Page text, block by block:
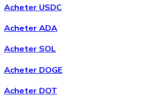
Acheter USDC
Acheter ADA
Acheter SOL
Acheter DOGE
Acheter DOT